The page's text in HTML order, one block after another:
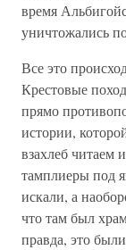
время
уничтожались
Все это
Крестовые
прямо
истории,
взахлеб читаем
тамплиеры под
искали, а
что там был
правда, это